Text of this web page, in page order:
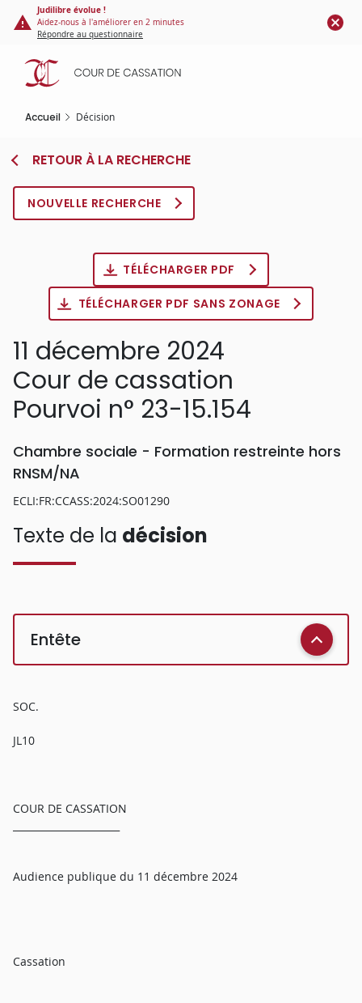
Panneau de gestion des cookies
contenu
principal
Judilibre évolue !
Aidez-nous à l'améliorer en 2 minutes
Répondre au questionnaire
Accueil Décision
RETOUR À LA RECHERCHE
NOUVELLE RECHERCHE
TÉLÉCHARGER PDF
TÉLÉCHARGER PDF SANS ZONAGE
11 décembre 2024
Cour de cassation
Pourvoi n° 23-15.154
Chambre sociale - Formation restreinte hors
RNSM/NA
ECLI:FR:CCASS:2024:SO01290
Texte de la décision
Entête
SOC.
JL10
COUR DE CASSATION
Audience publique du 11 décembre 2024
Cassation